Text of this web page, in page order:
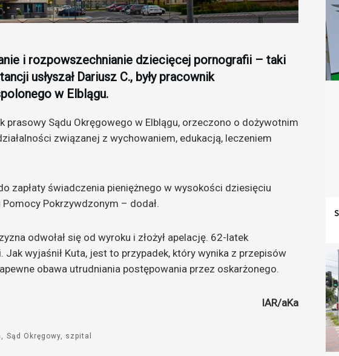
i rozpowszechnianie dziecięcej pornografii – taki
usłyszał Dariusz C., były pracownik
w Elblągu.
prasowy Sądu Okręgowego w Elblągu, orzeczono o dożywotnim
związanej z wychowaniem, edukacją, leczeniem
zapłaty świadczenia pieniężnego w wysokości dziesięciu
Pokrzywdzonym – dodał.
odwołał się od wyroku i złożył apelację. 62-latek
wyjaśnił Kuta, jest to przypadek, który wynika z przepisów
obawa utrudniania postępowania przez oskarżonego.
IAR/aKa
Sąd Okręgowy szpital